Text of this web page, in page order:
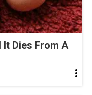
It Dies From A